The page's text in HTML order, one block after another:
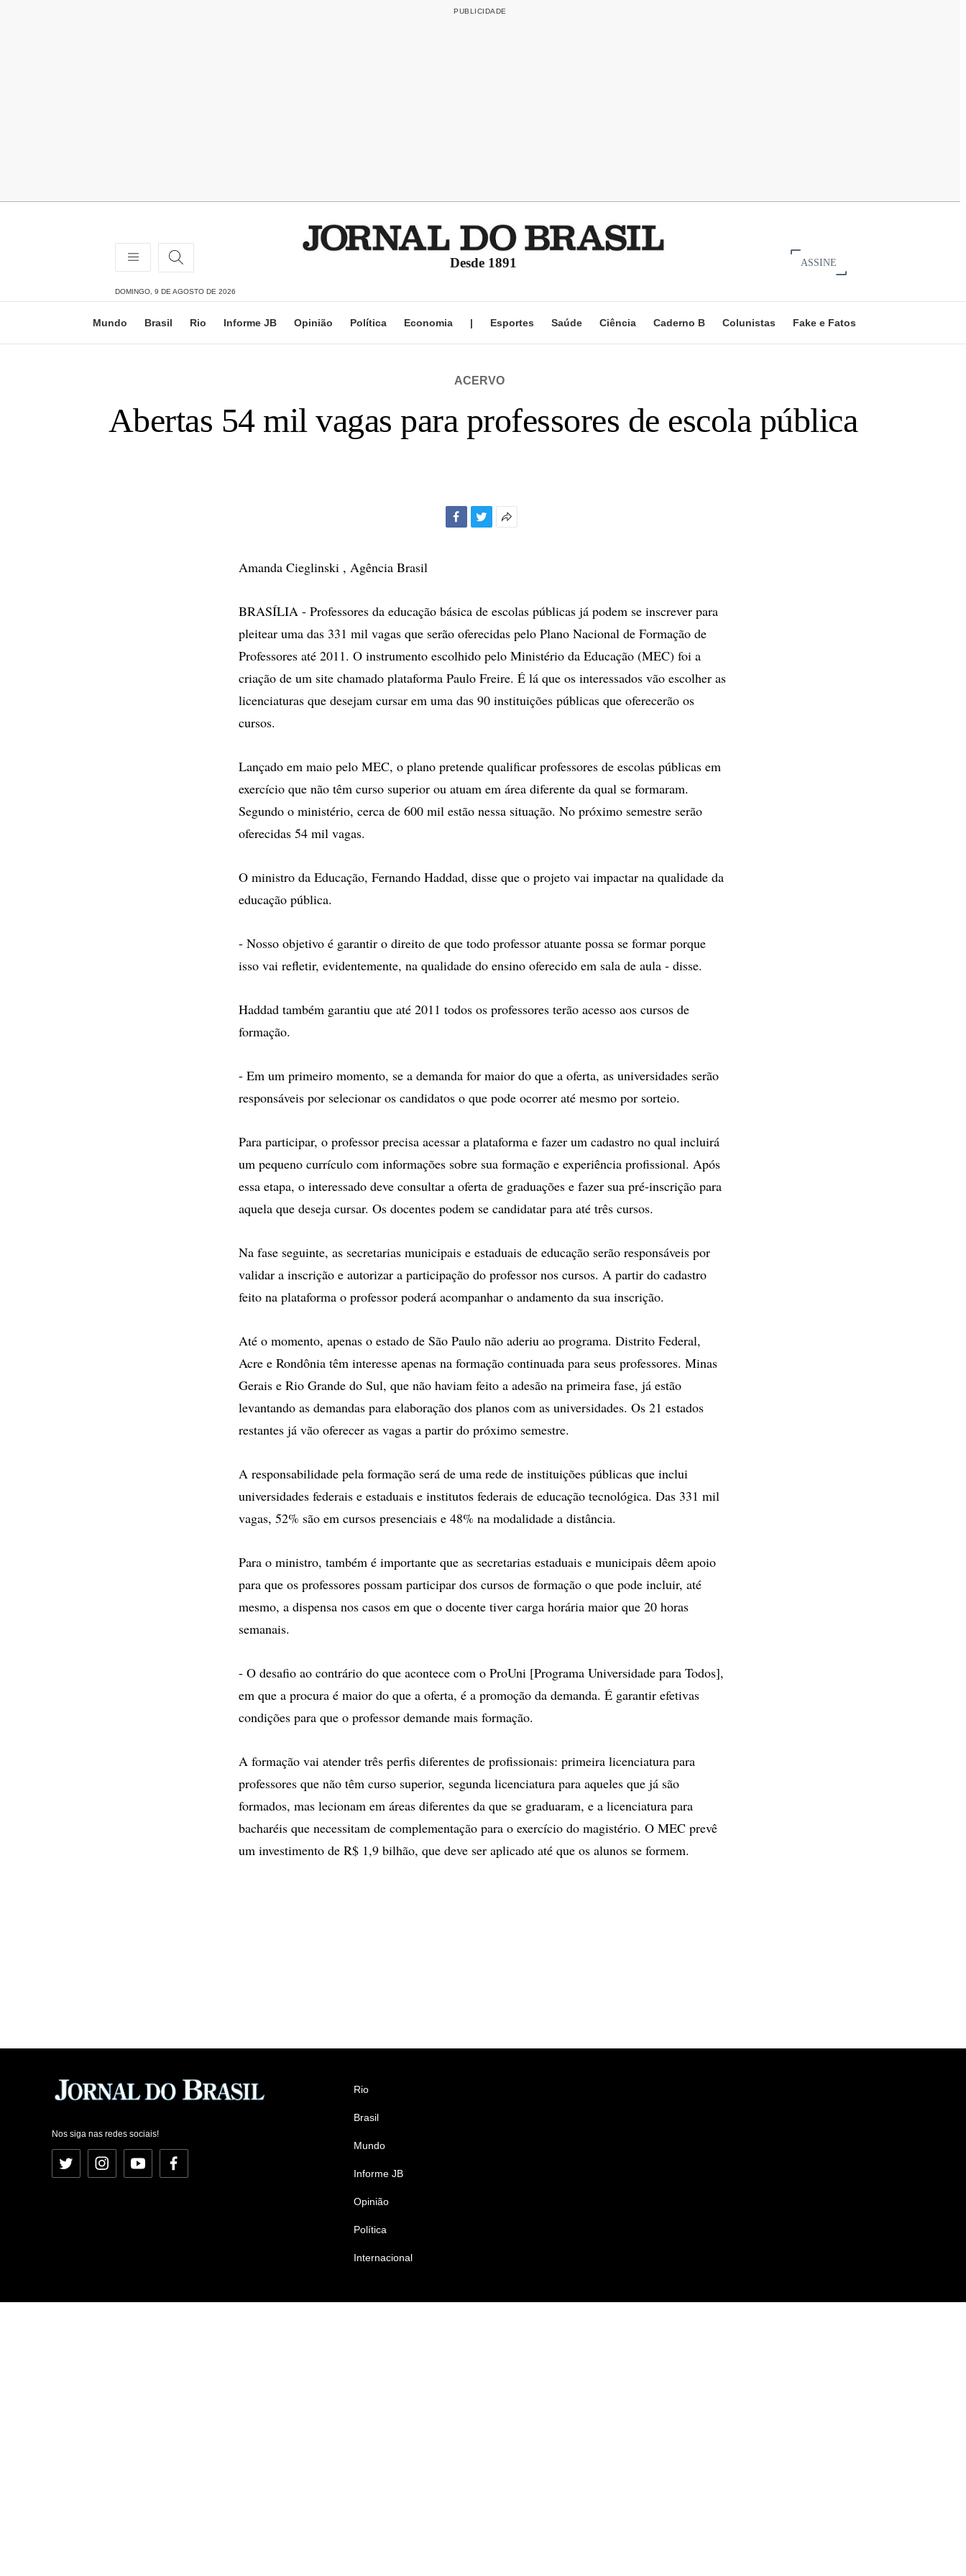
Desde 1891 ASSINE
DOMINGO, 9 DE AGOSTO DE 2026
Mundo Brasil Rio Informe JB Opinião Política Economia | Esportes Saúde Ciência Caderno B Colunistas Fake e Fatos
ACERVO
Abertas 54 mil vagas para professores de escola pública
Amanda Cieglinski , Agência Brasil
BRASÍLIA - Professores da educação básica de escolas públicas já podem se inscrever para
pleitear uma das 331 mil vagas que serão oferecidas pelo Plano Nacional de Formação de
Professores até 2011. O instrumento escolhido pelo Ministério da Educação (MEC) foi a
criação de um site chamado plataforma Paulo Freire. É lá que os interessados vão escolher as
licenciaturas que desejam cursar em uma das 90 instituições públicas que oferecerão os
cursos.
Lançado em maio pelo MEC, o plano pretende qualificar professores de escolas públicas em
exercício que não têm curso superior ou atuam em área diferente da qual se formaram.
Segundo o ministério, cerca de 600 mil estão nessa situação. No próximo semestre serão
oferecidas 54 mil vagas.
O ministro da Educação, Fernando Haddad, disse que o projeto vai impactar na qualidade da
educação pública.
- Nosso objetivo é garantir o direito de que todo professor atuante possa se formar porque
isso vai refletir, evidentemente, na qualidade do ensino oferecido em sala de aula - disse.
Haddad também garantiu que até 2011 todos os professores terão acesso aos cursos de
formação.
- Em um primeiro momento, se a demanda for maior do que a oferta, as universidades serão
responsáveis por selecionar os candidatos o que pode ocorrer até mesmo por sorteio.
Para participar, o professor precisa acessar a plataforma e fazer um cadastro no qual incluirá
um pequeno currículo com informações sobre sua formação e experiência profissional. Após
essa etapa, o interessado deve consultar a oferta de graduações e fazer sua pré-inscrição para
aquela que deseja cursar. Os docentes podem se candidatar para até três cursos.
Na fase seguinte, as secretarias municipais e estaduais de educação serão responsáveis por
validar a inscrição e autorizar a participação do professor nos cursos. A partir do cadastro
feito na plataforma o professor poderá acompanhar o andamento da sua inscrição.
Até o momento, apenas o estado de São Paulo não aderiu ao programa. Distrito Federal,
Acre e Rondônia têm interesse apenas na formação continuada para seus professores. Minas
Gerais e Rio Grande do Sul, que não haviam feito a adesão na primeira fase, já estão
levantando as demandas para elaboração dos planos com as universidades. Os 21 estados
restantes já vão oferecer as vagas a partir do próximo semestre.
A responsabilidade pela formação será de uma rede de instituições públicas que inclui
universidades federais e estaduais e institutos federais de educação tecnológica. Das 331 mil
vagas, 52% são em cursos presenciais e 48% na modalidade a distância.
Para o ministro, também é importante que as secretarias estaduais e municipais dêem apoio
para que os professores possam participar dos cursos de formação o que pode incluir, até
mesmo, a dispensa nos casos em que o docente tiver carga horária maior que 20 horas
semanais.
- O desafio ao contrário do que acontece com o ProUni [Programa Universidade para Todos],
em que a procura é maior do que a oferta, é a promoção da demanda. É garantir efetivas
condições para que o professor demande mais formação.
A formação vai atender três perfis diferentes de profissionais: primeira licenciatura para
professores que não têm curso superior, segunda licenciatura para aqueles que já são
formados, mas lecionam em áreas diferentes da que se graduaram, e a licenciatura para
bacharéis que necessitam de complementação para o exercício do magistério. O MEC prevê
um investimento de R$ 1,9 bilhão, que deve ser aplicado até que os alunos se formem.
Nos siga nas redes sociais!
Twitter InstagramYouTubeFacebook
Rio
Brasil
Mundo
Informe JB
Opinião
Política
Internacional